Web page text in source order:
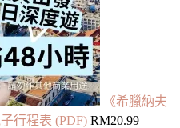
《希臘納夫
行程表 (PDF) RM20.99